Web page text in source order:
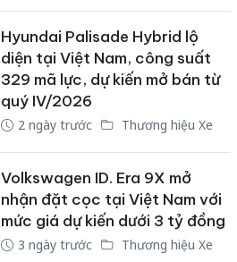
Hyundai Palisade Hybrid lộ
diện tại Việt Nam, công suất
329 mã lực, dự kiến mở bán từ
quý IV/2026
2 ngày trước Thương hiệu Xe
Volkswagen ID. Era 9X mở
nhận đặt cọc tại Việt Nam với
mức giá dự kiến dưới 3 tỷ đồng
3 ngày trước Thương hiệu Xe